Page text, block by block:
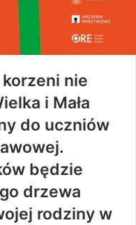
korzeni nie
i Mała
do uczniów
będzie
drzewa
rodziny w